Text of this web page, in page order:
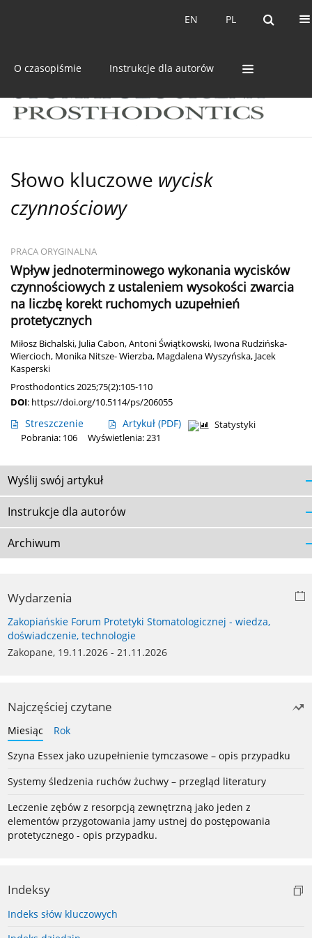
PL
EN PL
EN
O czasopiśmie Instrukcje dla autorów
Słowo kluczowe wycisk
czynnościowy
PRACA ORYGINALNA
Wpływ jednoterminowego wykonania wycisków
czynnościowych z ustaleniem wysokości zwarcia
na liczbę korekt ruchomych uzupełnień
protetycznych
Miłosz Bichalski, Julia Cabon,Antoni Świątkowski, Iwona Rudzińska-
Wiercioch, Monika Nitsze- Wierzba, Magdalena Wyszyńska, Jacek
Kasperski
Prosthodontics 2025;75(2):105-110
DOI: https://doi.org/10.5114/ps/206055
Streszczenie Artykuł (PDF)
Statystyki
Pobrania: 106
Wyświetlenia: 231
Wyślij swój artykuł
Instrukcje dla autorów
Archiwum
Wydarzenia
Zakopiańskie Forum Protetyki Stomatologicznej - wiedza,
doświadczenie, technologie
Zakopane, 19.11.2026 - 21.11.2026
Najczęściej czytane
Miesiąc
Rok
Szyna Essex jako uzupełnienie tymczasowe – opis przypadku
Systemy śledzenia ruchów żuchwy – przegląd literatury
Leczenie zębów z resorpcją zewnętrzną jako jeden z
elementów przygotowania jamy ustnej do postępowania
protetycznego - opis przypadku.
Indeksy
Indeks słów kluczowych